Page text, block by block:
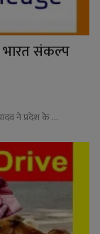
भारत संकल्प
ने प्रदेश के ...